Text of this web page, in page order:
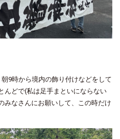
9時から境内の飾り付けなどをして
んどで(私は足手まといにならない
みなさんにお願いして、この時だけ